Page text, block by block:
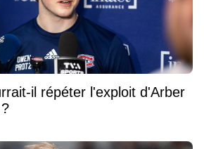
il répéter l'exploit d'Arber